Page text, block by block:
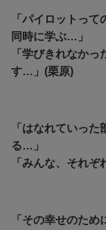
「パイロットっ
同時に学ぶ…」
「学びきれなか
す…」(栗原)
「はなれていっ
る…」
「みんな、それ
「その幸せのた